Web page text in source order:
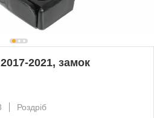
2021, замок
Роздріб